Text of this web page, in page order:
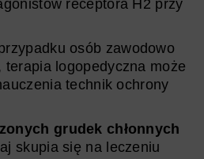
receptora H2 przy
osób zawodowo
terapia logopedyczna może
technik ochrony
grudek chłonnych
skupia się na leczeniu